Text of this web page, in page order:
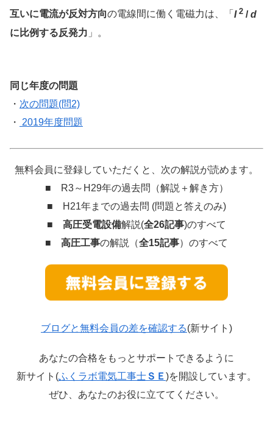
互いに電流が反対方向の電線間に働く電磁力は、「 I2 /d
に比例する反発力 」。
同じ年度の問題
・ 次の問題(問2)
・
2019年度問題
無料会員に登録していただくと、次の解説が読めます。
■ R3～H29年の過去問（解説＋解き方）
■ H21年までの過去問 (問題と答えのみ)
■ 高圧受電設備解説(全26記事)のすべて
■ 高圧工事の解説（全15記事）のすべて
ブログと無料会員の差を確認する(新サイト)
あなたの合格をもっとサポートできるように
新サイト(ふくラボ電気工事士ＳＥ)を開設しています。
ぜひ、あなたのお役に立ててください。